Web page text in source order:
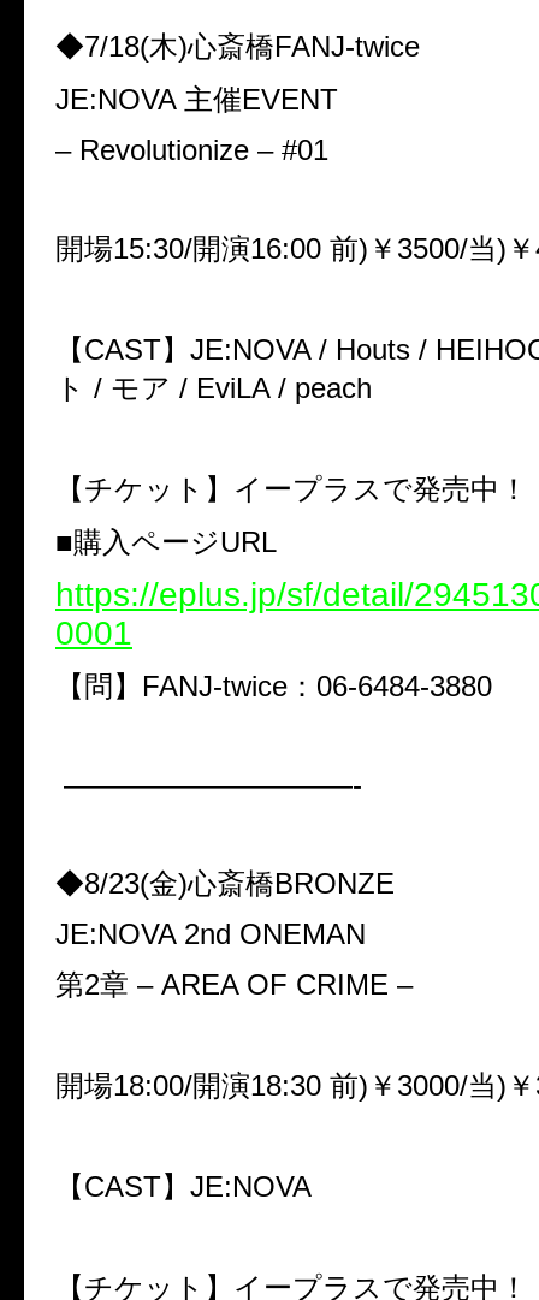
◆7/18(木)心斎橋FANJ-twice
JE:NOVA 主催EVENT
– Revolutionize – #01
開場15:30/開演16:00 前)￥3500/当)
【CAST】JE:NOVA / Houts /
ト / モア / EviLA / peach
【チケット】イープラスで発売中！
■購入ページURL
https://eplus.jp/sf/detail/
0001
【問】FANJ-twice：06-6484-3880
——————————-
◆8/23(金)心斎橋BRONZE
JE:NOVA 2nd ONEMAN
第2章 – AREA OF CRIME –
開場18:00/開演18:30 前)￥3000/当)
【CAST】JE:NOVA
【チケット】イープラスで発売中！